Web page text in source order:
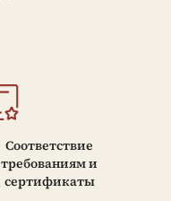
Соответствие
требованиям и
сертификаты